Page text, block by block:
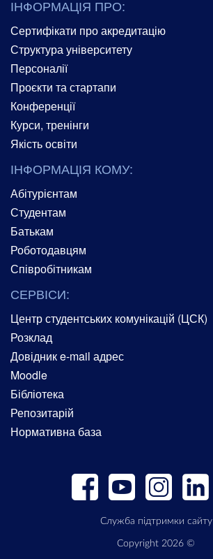
ІНФОРМАЦІЯ ПРО:
Сертифікати про акредитацію
Структура університету
Персоналії
Проєкти та стартапи
Конференції
Курси, тренінги
Якість освіти
ІНФОРМАЦІЯ КОМУ:
Абітурієнтам
Студентам
Батькам
Роботодавцям
Співробітникам
СЕРВІСИ:
Центр студентських комунікацій (ЦСК)
Розклад
Довідник e-mail адрес
Moodle
Бібліотека
Репозитарій
Нормативна база
Служба підтримки сайту
Copyright 2026 ©